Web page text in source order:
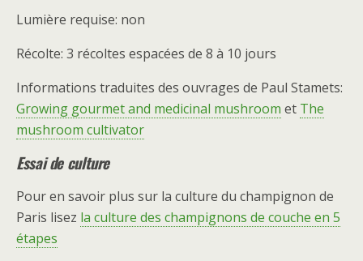
Lumière requise: non
Récolte: 3 récoltes espacées de 8 à 10 jours
Informations traduites des ouvrages de Paul Stamets:
Growing gourmet and medicinal mushroom et The
mushroom cultivator
Essai de culture
Pour en savoir plus sur la culture du champignon de
Paris lisez la culture des champignons de couche en 5
étapes